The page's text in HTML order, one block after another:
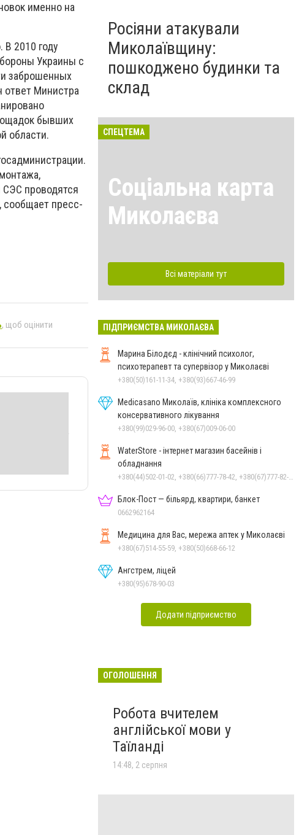
именно на
2010 году
Украины с
заброшенных
ответ Министра
бывших
области.
проводятся
сообщает пресс-
, щоб оцінити
Росіяни атакували
Миколаївщину:
пошкоджено будинки та
склад
СПЕЦТЕМА
Соціальна карта
Миколаєва
Всі матеріали тут
ПІДПРИЄМСТВА МИКОЛАЄВА
Марина Білодєд - клінічний психолог,
психотерапевт та супервізор у Миколаєві
+380(50)161-11-34, +380(93)667-46-99
Medicasano Миколаїв, клініка комплексного
консервативного лікування
+380(99)029-96-00, +380(67)009-06-00
WaterStore - інтернет магазин басейнів і
обладнання
Блок-Пост — більярд, квартири, банкет
0662962164
Медицина для Вас, мережа аптек у Миколаєві
+380(67)514-55-59, +380(50)668-66-12
Ангстрем, ліцей
+380(95)678-90-03
Додати підприємство
ОГОЛОШЕННЯ
Робота вчителем
англійської мови у
Таїланді
14:48, 2 серпня